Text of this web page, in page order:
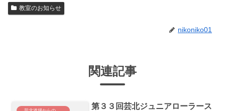
教室のお知らせ
nikoniko01
関連記事
第３３回芸北ジュニアローラース